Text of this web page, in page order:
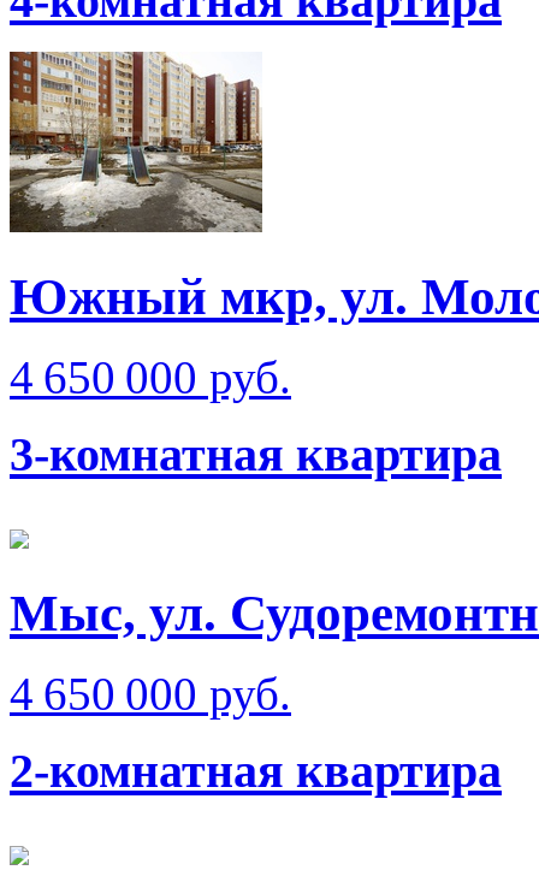
Южный мкр, ул.
4 650 000 руб.
3-комнатная квартира
Мыс, ул.
4 650 000 руб.
2-комнатная квартира